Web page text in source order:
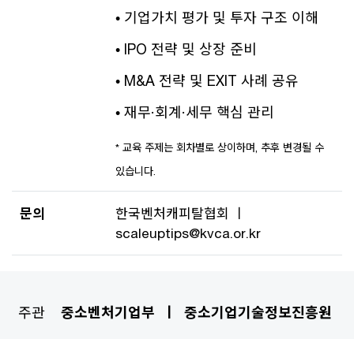
• 기업가치 평가 및 투자 구조 이해
• IPO 전략 및 상장 준비
• M&A 전략 및 EXIT 사례 공유
• 재무·회계·세무 핵심 관리
* 교육 주제는 회차별로 상이하며, 추후 변경될 수
있습니다.
문의
한국벤처캐피탈협회 ㅣ
scaleuptips@kvca.or.kr
주관 중소벤처기업부 ㅣ 중소기업기술정보진흥원